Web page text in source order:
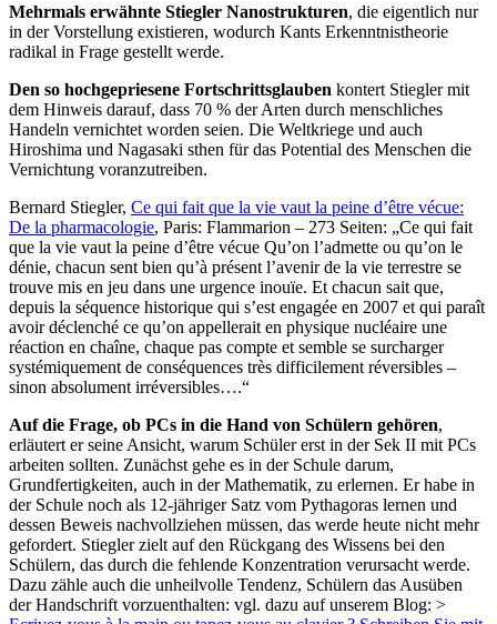
Mehrmals erwähnte Stiegler Nanostrukturen, die eigentlich nur
in der Vorstellung existieren, wodurch Kants Erkenntnistheorie
radikal in Frage gestellt werde.
Den so hochgepriesene Fortschrittsglauben kontert Stiegler mit
dem Hinweis darauf, dass 70 % der Arten durch menschliches
Handeln vernichtet worden seien. Die Weltkriege und auch
Hiroshima und Nagasaki sthen für das Potential des Menschen die
Vernichtung voranzutreiben.
Bernard Stiegler, Ce qui fait que la vie vaut la peine d’être vécue:
De la pharmacologie, Paris: Flammarion – 273 Seiten: „Ce qui fait
que la vie vaut la peine d’être vécue Qu’on l’admette ou qu’on le
dénie, chacun sent bien qu’à présent l’avenir de la vie terrestre se
trouve mis en jeu dans une urgence inouïe. Et chacun sait que,
depuis la séquence historique qui s’est engagée en 2007 et qui paraît
avoir déclenché ce qu’on appellerait en physique nucléaire une
réaction en chaîne, chaque pas compte et semble se surcharger
systémiquement de conséquences très difficilement réversibles –
sinon absolument irréversibles….“
Auf die Frage, ob PCs in die Hand von Schülern gehören,
erläutert er seine Ansicht, warum Schüler erst in der Sek II mit PCs
arbeiten sollten. Zunächst gehe es in der Schule darum,
Grundfertigkeiten, auch in der Mathematik, zu erlernen. Er habe in
der Schule noch als 12-jähriger Satz vom Pythagoras lernen und
dessen Beweis nachvollziehen müssen, das werde heute nicht mehr
gefordert. Stiegler zielt auf den Rückgang des Wissens bei den
Schülern, das durch die fehlende Konzentration verursacht werde.
Dazu zähle auch die unheilvolle Tendenz, Schülern das Ausüben
der Handschrift vorzuenthalten: vgl. dazu auf unserem Blog: >